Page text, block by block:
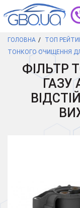
ГОЛОВНА ТОП
ТОНКОГО ОЧИЩЕННЯ
ФІЛЬТР
ГАЗУ